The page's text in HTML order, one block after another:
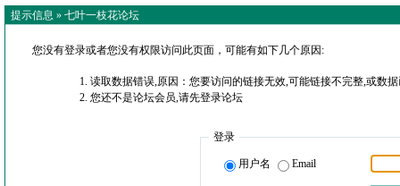
提示信息 » 七叶一枝花论坛
您没有登录或者您没有权限访问此页面，可能有如下几个原因:
读取数据错误,原因：您要访问的链接无效,可能链接不完整,或数
您还不是论坛会员,请先登录论坛
登录
用户名 Email